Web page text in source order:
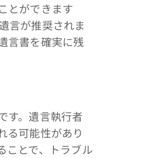
とができます
言が推奨されま
言書を確実に残
す。遺言執行者
る可能性があり
ことで、トラブル